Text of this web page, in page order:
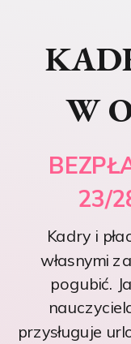
Kadry i
własnymi
pogubić.
przysługuje
W
23/